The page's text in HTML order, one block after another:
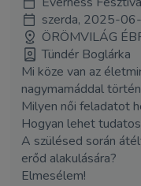
szerda, 2025-
ÖRÖMVILÁG
Tündér Boglárka
Mi köze van az
nagymamáddal
Milyen női feladatot
Hogyan lehet
A szülésed során
erőd alakulására?
Elmesélem!